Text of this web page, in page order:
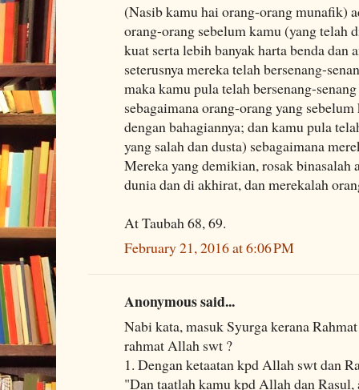
(Nasib kamu hai orang-orang munafik)
orang-orang sebelum kamu (yang telah
kuat serta lebih banyak harta benda dan
seterusnya mereka telah bersenang-
maka kamu pula telah bersenang-
sebagaimana orang-orang yang
dengan bahagiannya; dan kamu pula
yang salah dan dusta) sebagaimana
Mereka yang demikian, rosak binasalah
dunia dan di akhirat, dan merekalah
At Taubah 68, 69.
February 21, 2016 at 6:06 PM
Anonymous said...
Nabi kata, masuk Syurga kerana
rahmat Allah swt ?
1. Dengan ketaatan kpd Allah swt dan
"Dan taatlah kamu kpd Allah dan Rasul,